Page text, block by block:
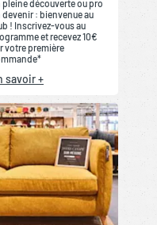
pleine découverte ou pro
devenir : bienvenue au
! Inscrivez-vous au
et recevez 10€
votre première
savoir +